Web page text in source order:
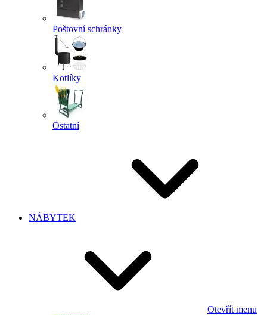
Poštovní schránky
Kotlíky
Ostatní
NÁBYTEK
Otevřít menu